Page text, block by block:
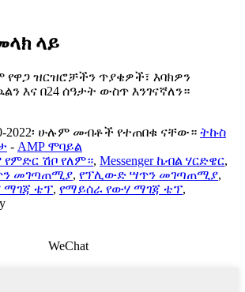
ላይ
ዝርዝሮቻችን ጥያቄዎች፣ እባክዎን
እና በ24 ሰዓታት ውስጥ እንገናኛለን።
2022፡ ሁሉም መብቶች የተጠበቁ ናቸው። ትኩስ
- AMP ሞባይል
ሽቦ የለም።, Messenger ኬብል ሃርድዌር,
መገጣጠሚያ, የፕሊውድ ሣጥን መገጣጠሚያ,
ማገጃ ቴፕ, የማይሰራ የውሃ ማገጃ ቴፕ,
WeChat